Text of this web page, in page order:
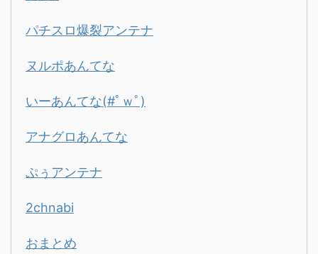
パチスロ爆裂アンテナ
ヌルポあんてな
いーあんてな(#ﾟｗﾟ)
アナグロあんてな
ぷぅアンテナ
2chnabi
おまとめ